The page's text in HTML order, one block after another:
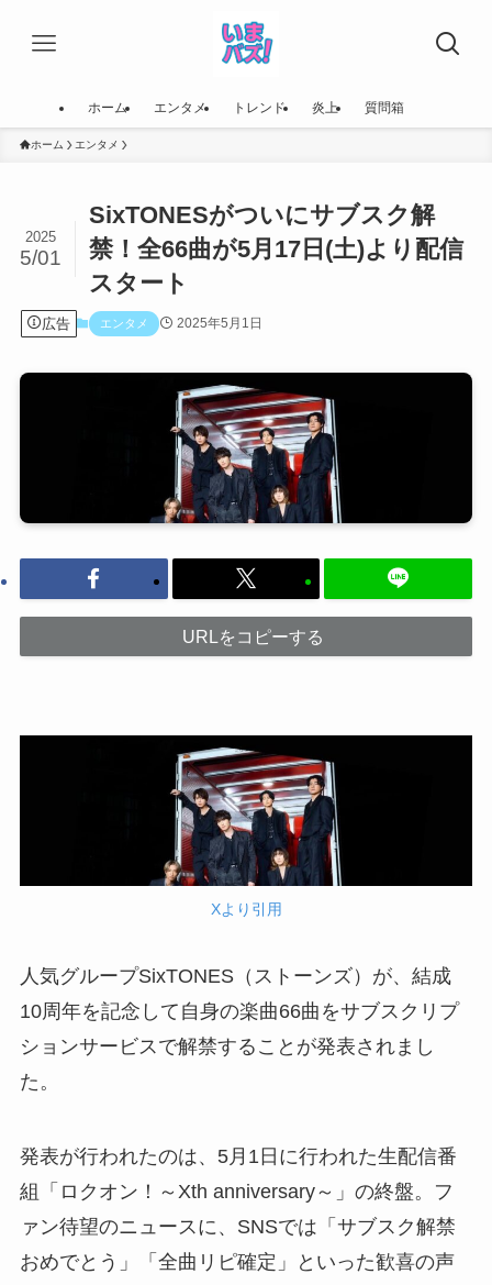
ホーム エンタメ トレンド 炎上 質問箱
ホーム エンタメ
SixTONESがついにサブスク解
禁！全66曲が5月17日(土)より配信
スタート
2025
5/01
広告 エンタメ 2025年5月1日
URLをコピーする
Xより引用
人気グループSixTONES（ストーンズ）が、結成
10周年を記念して自身の楽曲66曲をサブスクリプ
ションサービスで解禁することが発表されまし
た。
発表が行われたのは、5月1日に行われた生配信番
組「ロクオン！～Xth anniversary～」の終盤。フ
ァン待望のニュースに、SNSでは「サブスク解禁
おめでとう」「全曲リピ確定」といった歓喜の声